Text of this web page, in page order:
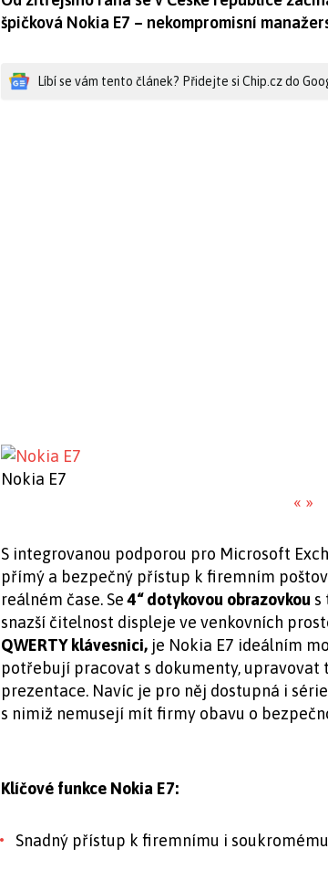
špičková Nokia E7 – nekompromisní
Líbí se vám tento článek? Přidejte si Chip.cz do
Nokia E7
« »
S integrovanou podporou pro Microsoft
přímý a bezpečný přístup k firemním
reálném čase. Se4“ dotykovou obrazovkous
snazší čitelnost displeje ve venkovních
QWERTY klávesnici, je Nokia E7 ideálním
potřebují pracovat s dokumenty,
prezentace. Navíc je pro něj dostupná i
s nimiž nemusejí mít firmy obavu o
Klíčové funkce Nokia E7:
Snadný přístup k firemnímu i